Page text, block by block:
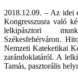
2018.12.09. – Az idei
Kongresszusra való
lelkipásztori
Székesfehérváron.
Nemzeti Kateketikai
zarándoklatáról. A
Tamás, pasztorális